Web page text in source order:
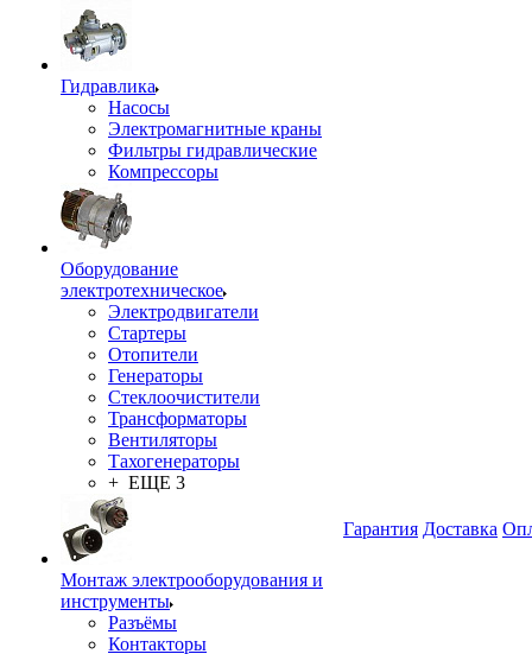
Гидравлика
Насосы
Электромагнитные краны
Фильтры гидравлические
Компрессоры
Оборудование
электротехническое
Электродвигатели
Стартеры
Отопители
Генераторы
Стеклоочистители
Трансформаторы
Вентиляторы
Тахогенераторы
+ ЕЩЕ 3
Монтаж электрооборудования и
инструменты
Разъёмы
Контакторы
Гарантия Доставка